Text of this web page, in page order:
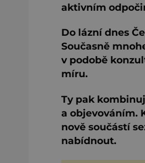
aktivním
Do lázní dnes
Současně
v podobě
míru.
Ty pak
a objevováním.
nově součástí
nabídnout.